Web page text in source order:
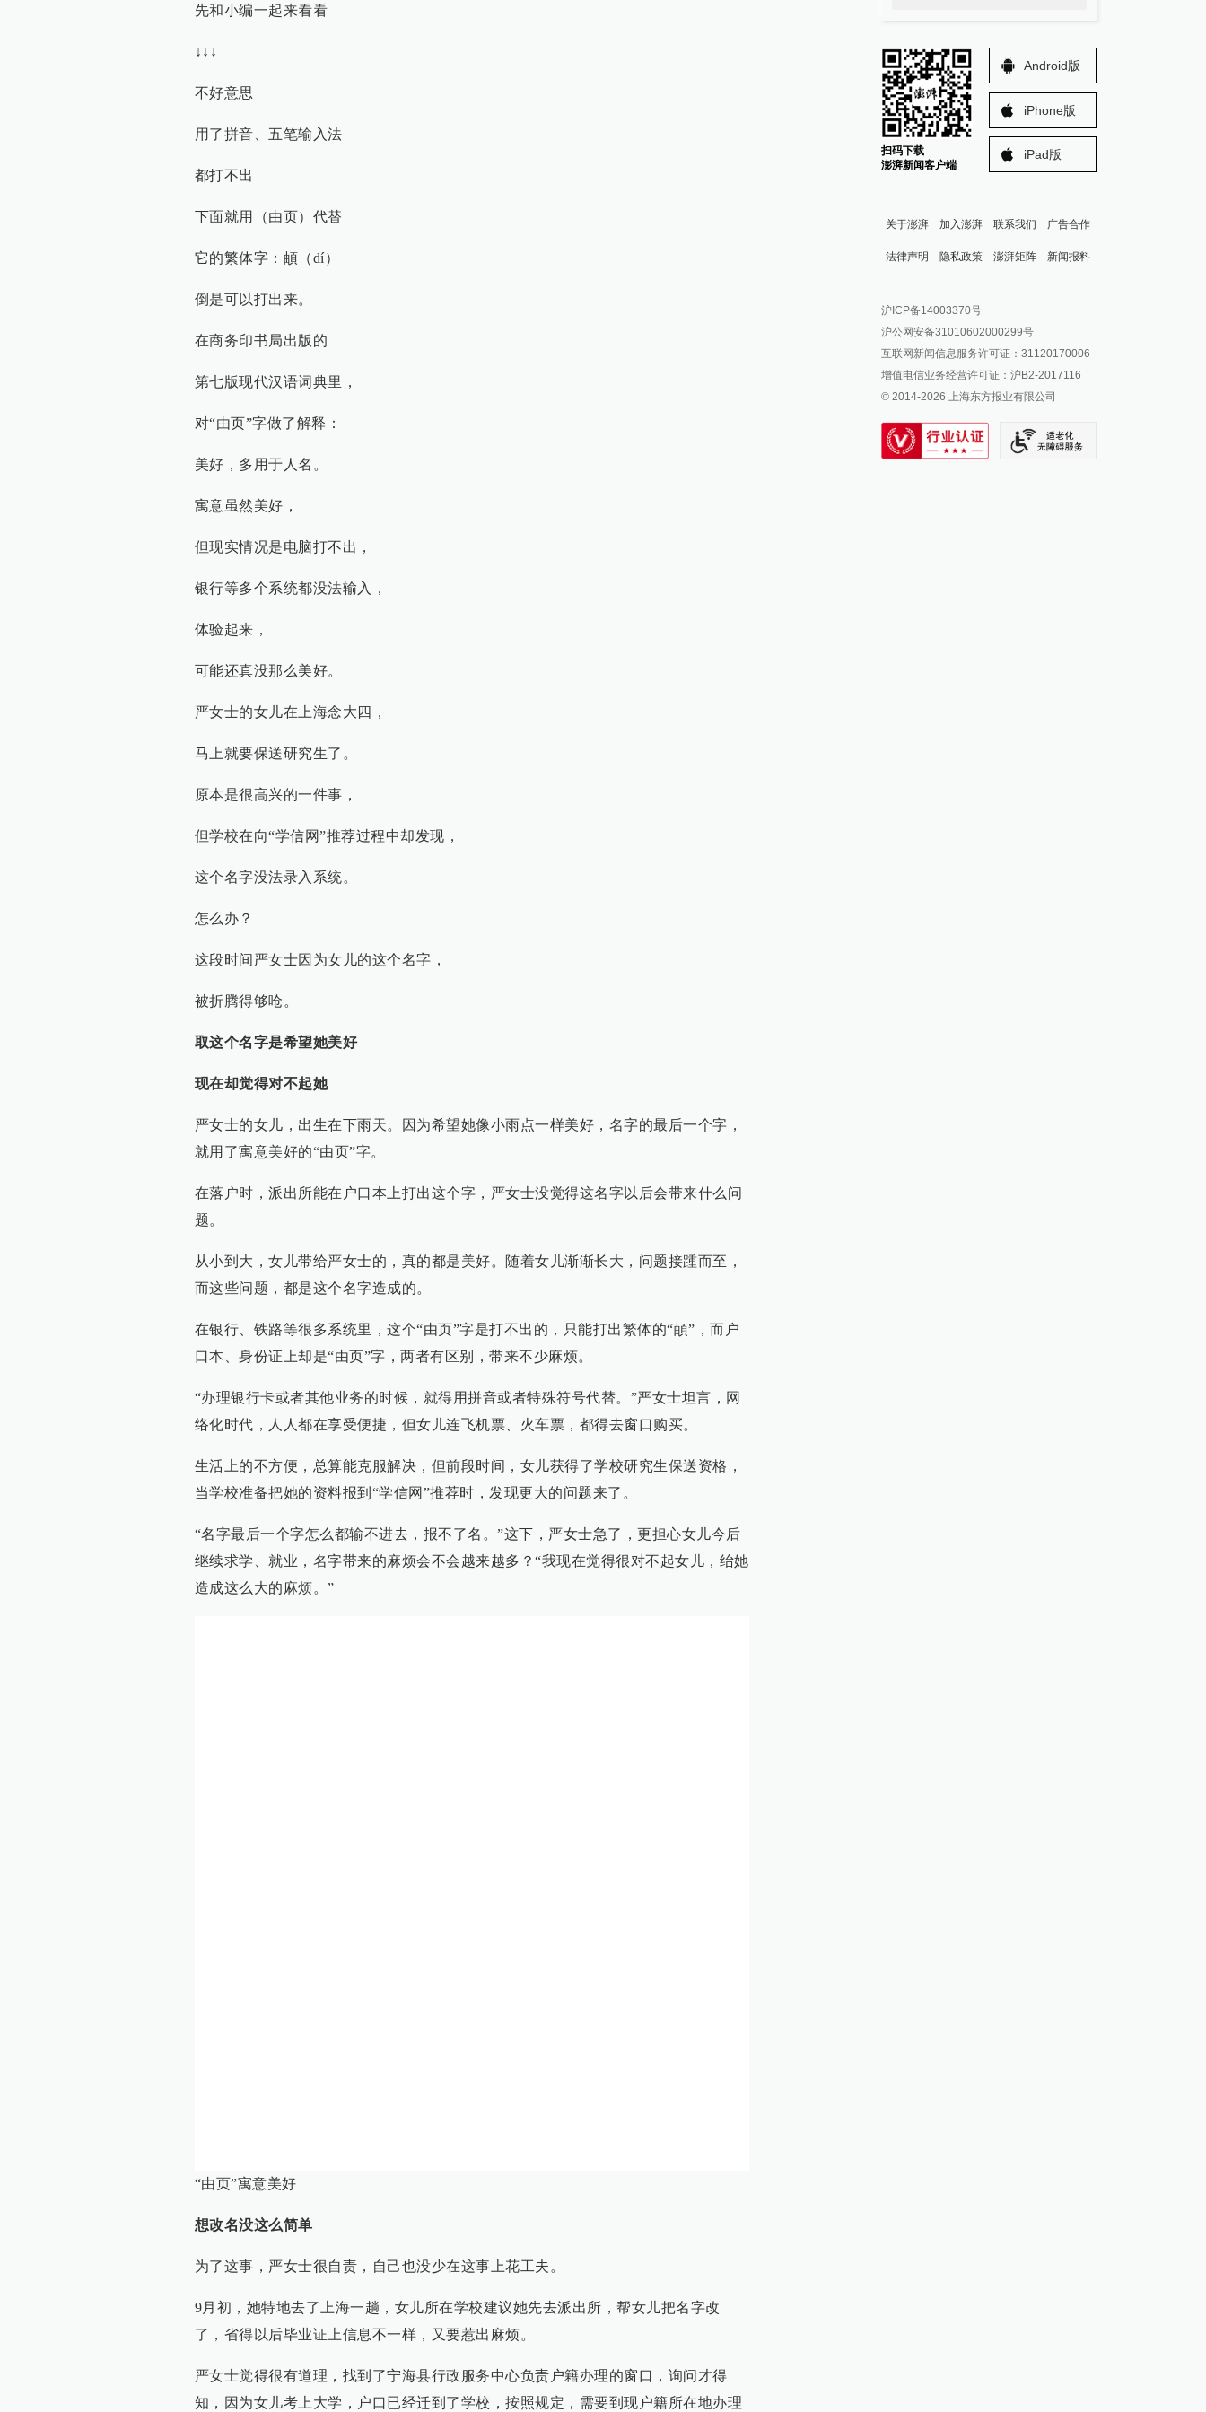
先和小编一起来看看
↓↓↓
不好意思
用了拼音、五笔输入法
都打不出
下面就用（由页）代替
它的繁体字：頔（dí）
倒是可以打出来。
在商务印书局出版的
第七版现代汉语词典里，
对“由页”字做了解释：
美好，多用于人名。
寓意虽然美好，
但现实情况是电脑打不出，
银行等多个系统都没法输入，
体验起来，
可能还真没那么美好。
严女士的女儿在上海念大四，
马上就要保送研究生了。
原本是很高兴的一件事，
但学校在向“学信网”推荐过程中却发现，
这个名字没法录入系统。
怎么办？
这段时间严女士因为女儿的这个名字，
被折腾得够呛。
取这个名字是希望她美好
现在却觉得对不起她
严女士的女儿，出生在下雨天。因为希望她像小雨点一样美好，名字的最后一个字，
就用了寓意美好的“由页”字。
在落户时，派出所能在户口本上打出这个字，严女士没觉得这名字以后会带来什么问
题。
从小到大，女儿带给严女士的，真的都是美好。随着女儿渐渐长大，问题接踵而至，
而这些问题，都是这个名字造成的。
在银行、铁路等很多系统里，这个“由页”字是打不出的，只能打出繁体的“頔”，而户
口本、身份证上却是“由页”字，两者有区别，带来不少麻烦。
“办理银行卡或者其他业务的时候，就得用拼音或者特殊符号代替。”严女士坦言，网
络化时代，人人都在享受便捷，但女儿连飞机票、火车票，都得去窗口购买。
生活上的不方便，总算能克服解决，但前段时间，女儿获得了学校研究生保送资格，
当学校准备把她的资料报到“学信网”推荐时，发现更大的问题来了。
“名字最后一个字怎么都输不进去，报不了名。”这下，严女士急了，更担心女儿今后
继续求学、就业，名字带来的麻烦会不会越来越多？“我现在觉得很对不起女儿，绐她
造成这么大的麻烦。”
“由页”寓意美好
想改名没这么简单
为了这事，严女士很自责，自己也没少在这事上花工夫。
9月初，她特地去了上海一趟，女儿所在学校建议她先去派出所，帮女儿把名字改
了，省得以后毕业证上信息不一样，又要惹出麻烦。
严女士觉得很有道理，找到了宁海县行政服务中心负责户籍办理的窗口，询问才得
知，因为女儿考上大学，户口已经迁到了学校，按照规定，需要到现户籍所在地办理
扫码下载
澎湃新闻客户端
Android版
iPhone版
iPad版
关于澎湃 加入澎湃 联系我们 广告合作
法律声明 隐私政策 澎湃矩阵
澎湃新闻公众号
澎湃新闻抖音号
派生万物开放平台
IP SHANGHAI
SIXTH TONE
新闻报料
报料邮箱: news@thepaper.cn
沪ICP备14003370号
沪公网安备31010602000299号
互联网新闻信息服务许可证：31120170006
增值电信业务经营许可证：沪B2-2017116
© 2014-2026 上海东方报业有限公司